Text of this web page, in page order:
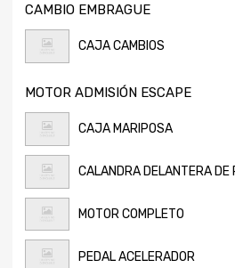
CAMBIO EMBRAGUE
CAJA CAMBIOS
MOTOR ADMISIÓN ESCAPE
CAJA MARIPOSA
CALANDRA DELANTERA DE
MOTOR COMPLETO
PEDAL ACELERADOR